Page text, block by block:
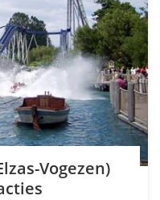
Vogezen)